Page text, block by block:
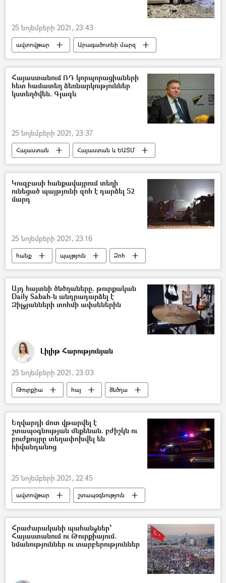
25 նոյեմբերի 2021, 23:43
ավտովթար
Արագածոտնի մարզ
ձյուն
Հայաստանում ՌԴ կորպորացիաների
հետ համատեղ ձեռնարկություններ
կստեղծվեն. Գլազև
25 նոյեմբերի 2021, 23:37
Հայաստան
Հայաստան և ԵԱՏՄ
Եվրասիական տնտեսական միություն (ԵԱՏՄ)
առևտուր
արտադրություն
Սերգեյ Գլազև
Կուզբասի հանքավայրում տեղի
ունեցած պայթյունի զոհ է դարձել 52
մարդ
25 նոյեմբերի 2021, 23:16
հանք պայթյուն
Զոհ
Կուզբաս
Այդ հայտնի ծնծղաները. թուրքական
Daily Sabah-ն անդրադարձել է
Զիլջյանների տոհմի ափսեներին
Լիլիթ Հարությունյան
25 նոյեմբերի 2021, 23:03
Թուրքիա հայ
ծնծղա
Հեղինակներ
Եղվարդի մոտ վթարվել է
շտապօգնության մեքենան. բժիշկն ու
բուժքույրը տեղափոխվել են
հիվանդանոց
25 նոյեմբերի 2021, 22:45
ավտովթար
շտապօգնություն
Եղվարդ
Հրաժարականի պահանջներ՝
Հայաստանում ու Թուրքիայում.
նմանություններ ու տարբերություններ